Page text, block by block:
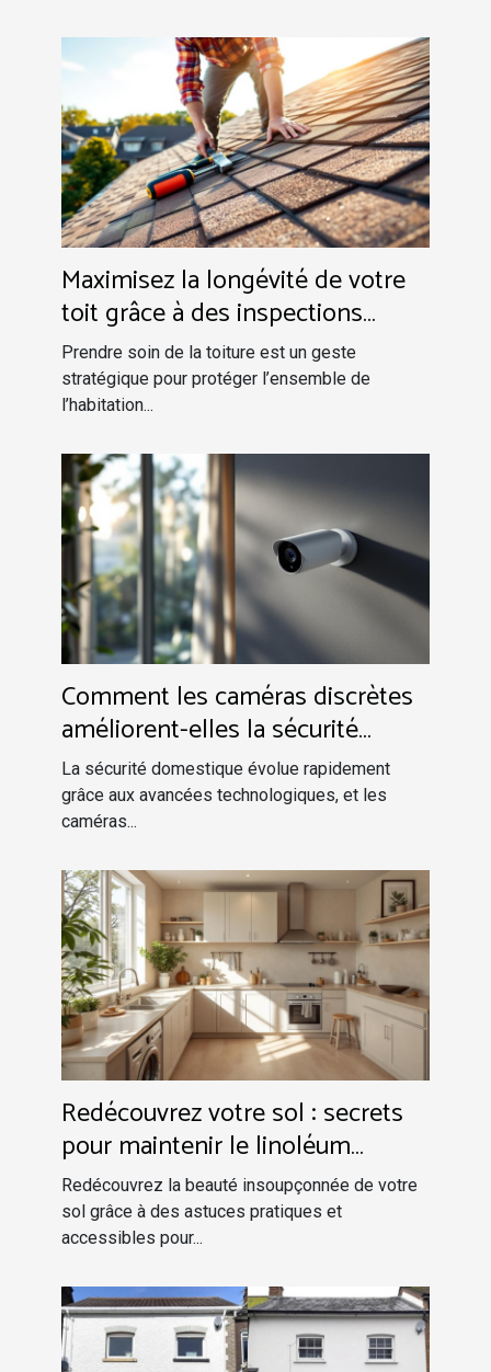
Maximisez la longévité de votre
toit grâce à des inspections
régulières
Prendre soin de la toiture est un geste
stratégique pour protéger l’ensemble de
l’habitation...
Comment les caméras discrètes
améliorent-elles la sécurité
domestique ?
La sécurité domestique évolue rapidement
grâce aux avancées technologiques, et les
caméras...
Redécouvrez votre sol : secrets
pour maintenir le linoléum
impeccable
Redécouvrez la beauté insoupçonnée de votre
sol grâce à des astuces pratiques et
accessibles pour...